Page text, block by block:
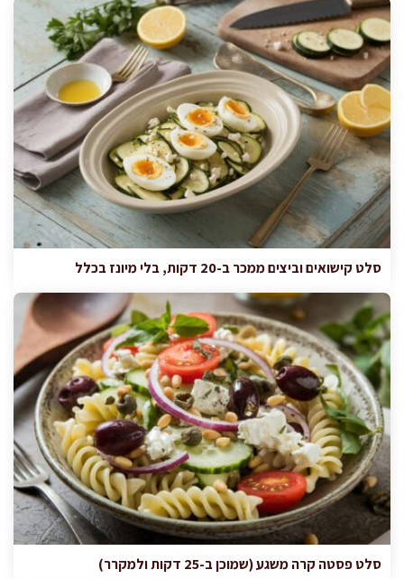
סלט קישואים וביצים ממכר ב-20 דקות, בלי מיונז בכלל
סלט פסטה קרה משגע (שמוכן ב-25 דקות ולמקרר)